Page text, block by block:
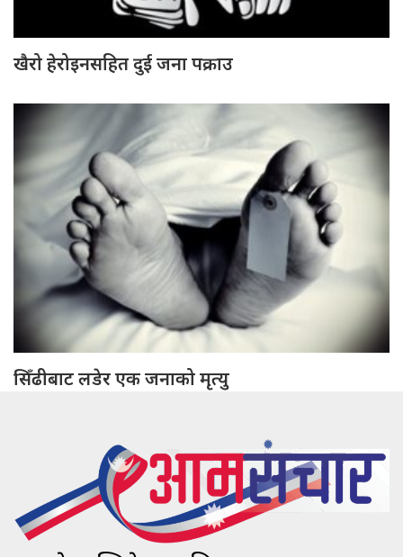
खैरो हेरोइनसहित दुई जना पक्राउ
सिँढीबाट लडेर एक जनाको मृत्यु